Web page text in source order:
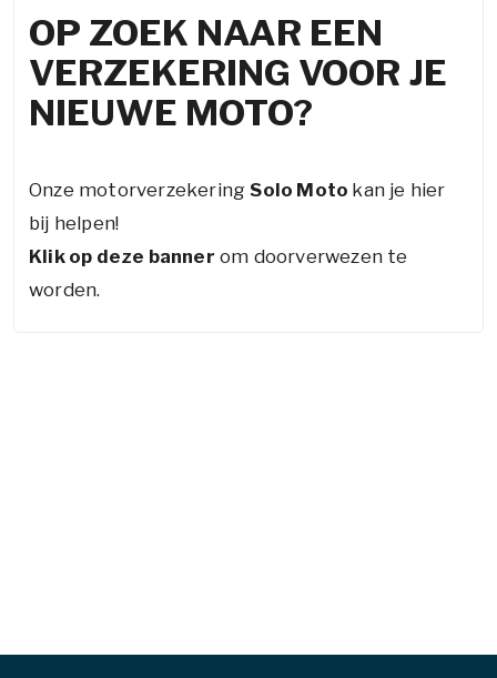
OP ZOEK NAAR EEN
VERZEKERING VOOR JE
NIEUWE MOTO?
Onze motorverzekeringSolo Moto kan je hier
bij helpen!
Klik op deze banner om doorverwezen te
worden.